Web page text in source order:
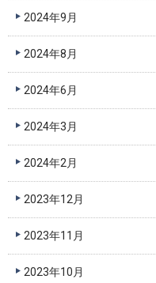
2024年9月
2024年8月
2024年6月
2024年3月
2024年2月
2023年12月
2023年11月
2023年10月